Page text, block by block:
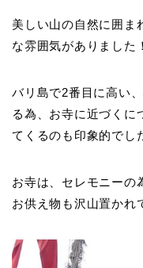
美しい山の自然に囲ま
な雰囲気がありました！
バリ島で2番目に高い、
る為、お寺に近づくに
てくるのも印象的でし
お寺は、セレモニーの
お供え物も沢山置かれ